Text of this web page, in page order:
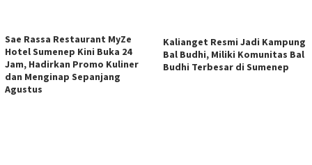
Sae Rassa Restaurant MyZe
Hotel Sumenep Kini Buka 24
Jam, Hadirkan Promo Kuliner
dan Menginap Sepanjang
Agustus
Kalianget Resmi Jadi Kampung
Bal Budhi, Miliki Komunitas Bal
Budhi Terbesar di Sumenep